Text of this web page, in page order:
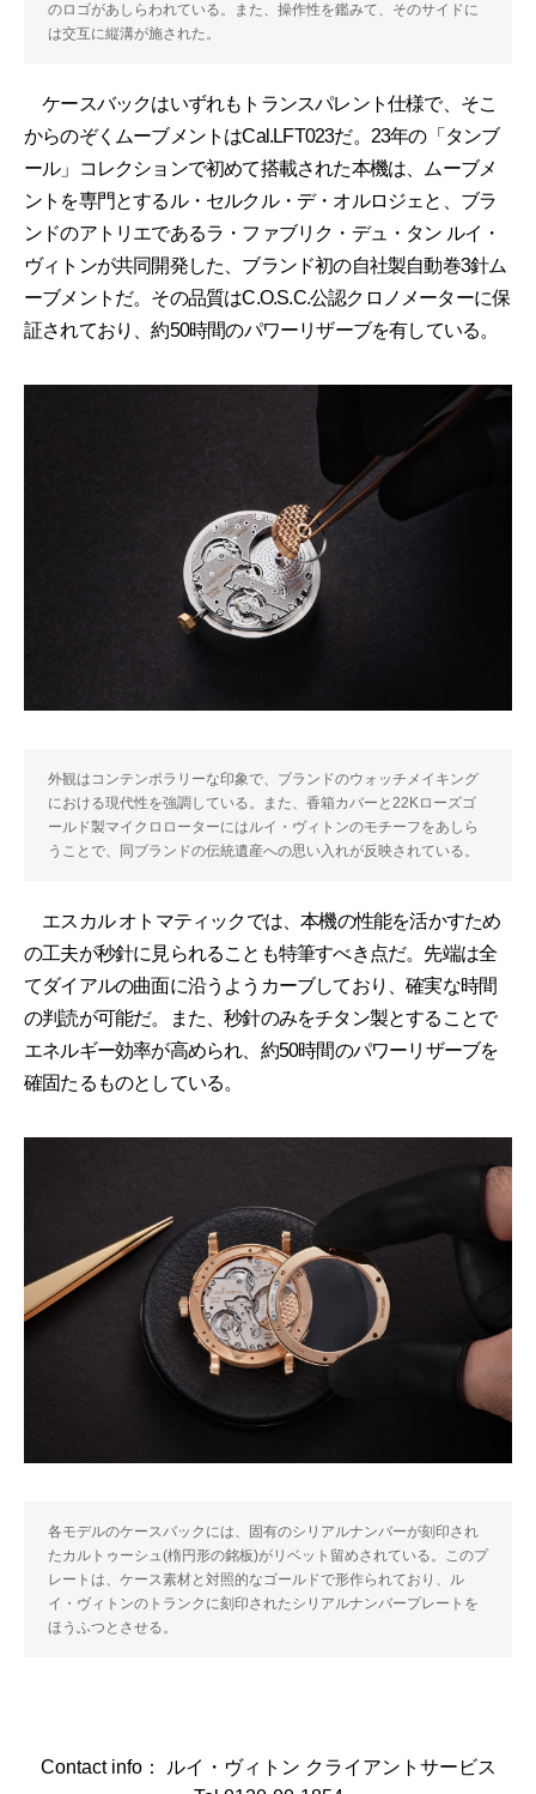
のロゴがあしらわれている。また、操作性を鑑みて、そのサイドに
は交互に縦溝が施された。
ケースバックはいずれもトランスパレント仕様で、そこ
からのぞくムーブメントはCal.LFT023だ。23年の「タンブ
ール」コレクションで初めて搭載された本機は、ムーブメ
ントを専門とするル・セルクル・デ・オルロジェと、ブラ
ンドのアトリエであるラ・ファブリク・デュ・タン ルイ・
ヴィトンが共同開発した、ブランド初の自社製自動巻3針ム
ーブメントだ。その品質はC.O.S.C.公認クロノメーターに保
証されており、約50時間のパワーリザーブを有している。
外観はコンテンポラリーな印象で、ブランドのウォッチメイキング
における現代性を強調している。また、香箱カバーと22Kローズゴ
ールド製マイクロローターにはルイ・ヴィトンのモチーフをあしら
うことで、同ブランドの伝統遺産への思い入れが反映されている。
エスカル オトマティックでは、本機の性能を活かすため
の工夫が秒針に見られることも特筆すべき点だ。先端は全
てダイアルの曲面に沿うようカーブしており、確実な時間
の判読が可能だ。また、秒針のみをチタン製とすることで
エネルギー効率が高められ、約50時間のパワーリザーブを
確固たるものとしている。
各モデルのケースバックには、固有のシリアルナンバーが刻印され
たカルトゥーシュ(楕円形の銘板)がリベット留めされている。このプ
レートは、ケース素材と対照的なゴールドで形作られており、ル
イ・ヴィトンのトランクに刻印されたシリアルナンバープレートを
ほうふつとさせる。
Contact info： ルイ・ヴィトン クライアントサービス